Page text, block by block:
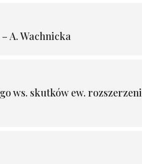
A. Wachnicka
ws. skutków ew.